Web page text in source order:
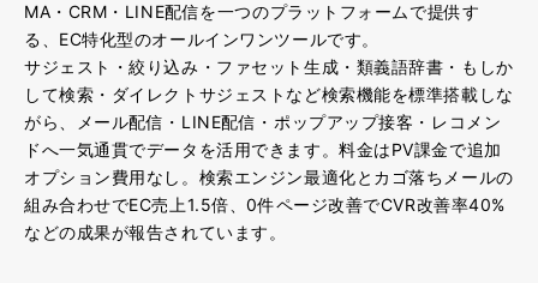
MA・CRM・LINE配信を一つのプラットフォームで提供す
る、EC特化型のオールインワンツールです。
サジェスト・絞り込み・ファセット生成・類義語辞書・もしか
して検索・ダイレクトサジェストなど検索機能を標準搭載しな
がら、メール配信・LINE配信・ポップアップ接客・レコメン
ドへ一気通貫でデータを活用できます。料金はPV課金で追加
オプション費用なし。検索エンジン最適化とカゴ落ちメールの
組み合わせでEC売上1.5倍、0件ページ改善でCVR改善率40%
などの成果が報告されています。